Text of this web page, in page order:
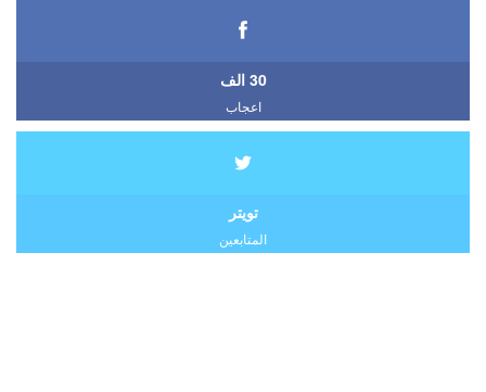
30 الف
اعجاب
تويتر
المتابعين